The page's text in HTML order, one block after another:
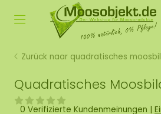
Zurück naar quadratisches
Quadratisches
0 Verifizierte Kundenmeinungen |